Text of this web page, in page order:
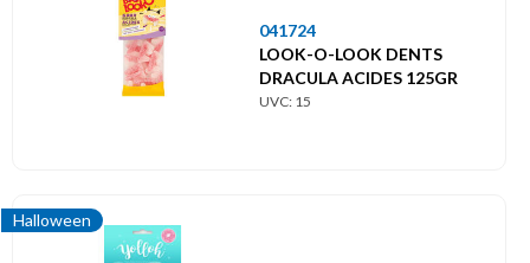
041724
LOOK-O-LOOK DENTS
DRACULA ACIDES 125GR
UVC: 15
Halloween